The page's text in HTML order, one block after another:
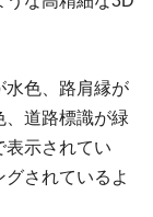
水色、路肩縁が
、道路標識が緑
表示されてい
されているよ